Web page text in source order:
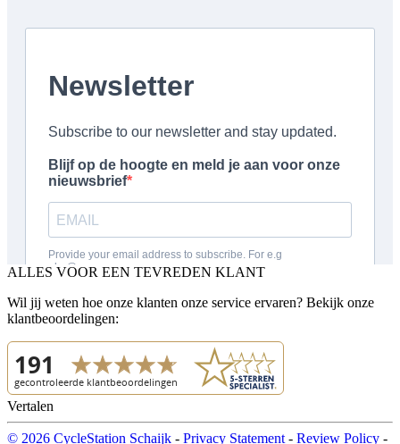
ALLES VOOR EEN TEVREDEN KLANT
Wil jij weten hoe onze klanten onze service ervaren? Bekijk onze
klantbeoordelingen:
Vertalen
© 2026 CycleStation Schaijk - Privacy Statement - Review Policy -